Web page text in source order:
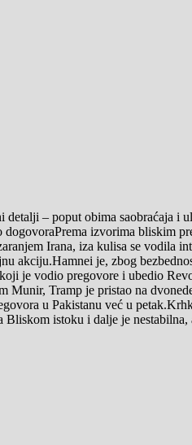
– poput obima saobraćaja i
izvorima bliskim
Irana, iza kulisa se vodila
akciju.Hamnei je, zbog
je vodio pregovore i ubedio
Munir, Tramp je pristao na
u Pakistanu već u
istoku i dalje je